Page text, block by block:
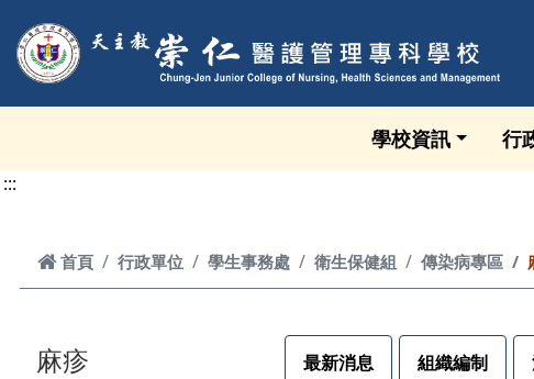
學校資訊 行
:::
首頁
首頁 行政單位 學生事務處 衛生保健組 傳染病專區
麻疹 最新消息 組織編制